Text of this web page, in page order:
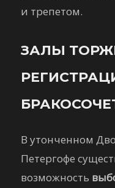
и трепетом.
ЗАЛЫ
В утонченном
Петергофе
возможность